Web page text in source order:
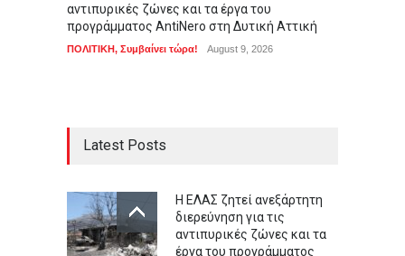
αντιπυρικές ζώνες και τα έργα του
προγράμματος AntiNero στη Δυτική Αττική
ΠΟΛΙΤΙΚΗ, Συμβαίνει τώρα! August 9, 2026
Latest Posts
Η ΕΛΑΣ ζητεί ανεξάρτητη
διερεύνηση για τις
αντιπυρικές ζώνες και τα
έργα του προγράμματος